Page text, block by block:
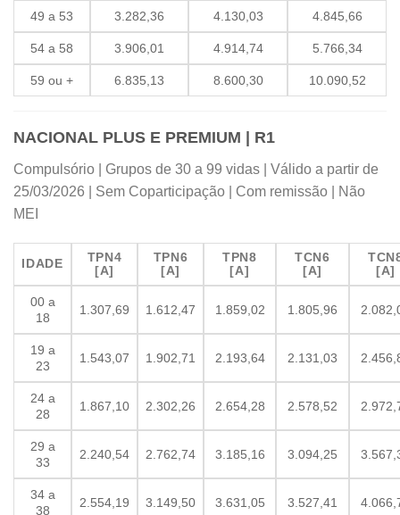
49 a 53 3.282,36 4.130,03 4.845,66
54 a 58 3.906,01 4.914,74 5.766,34
59 ou + 6.835,13 8.600,30 10.090,52
NACIONAL PLUS E PREMIUM | R1
Compulsório | Grupos de 30 a 99 vidas | Válido a partir de
25/03/2026 | Sem Coparticipação | Com remissão | Não
MEI
IDADE
TPN4
[A]
TPN6
[A]
TPN8
[A]
TCN6
[A]
[A]
00 a
18
1.307,69 1.612,47 1.859,02 1.805,96
19 a
23
1.543,07 1.902,71 2.193,64 2.131,03
24 a
28
1.867,10 2.302,26 2.654,28 2.578,52
29 a
33
2.240,54 2.762,74 3.185,16 3.094,25
34 a
38
2.554,19 3.149,50 3.631,05 3.527,41